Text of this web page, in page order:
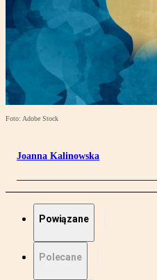
Foto: Adobe Stock
Joanna Kalinowska
Powiązane
Polecane